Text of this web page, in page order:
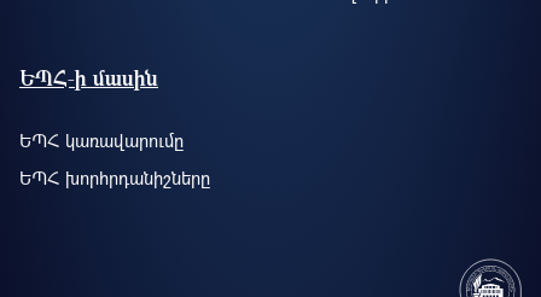
ԵՊՀ-ի մասին
ԵՊՀ կառավարումը
ԵՊՀ խորհրդանիշները